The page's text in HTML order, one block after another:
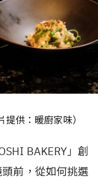
供：暖廚家味）
BAKERY」創
前，從如何挑選